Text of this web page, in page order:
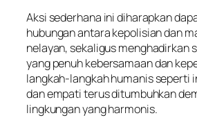
Aksi sederhana ini diharapkan
hubungan antara kepolisian dan
nelayan, sekaligus menghadirkan
yang penuh kebersamaan dan
langkah-langkah humanis seperti
dan empati terus ditumbuhkan
lingkungan yang harmonis.